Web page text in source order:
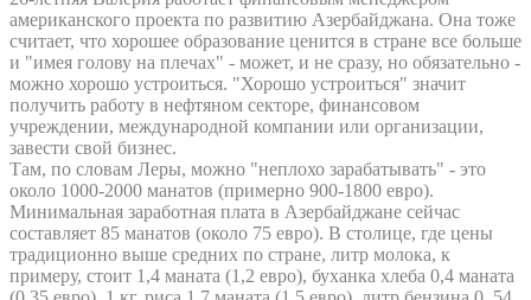
американского проекта по развитию Азербайджана. Она тоже
считает, что хорошее образование ценится в стране все больше
и "имея голову на плечах" - может, и не сразу, но обязательно -
можно хорошо устроиться. "Хорошо устроиться" значит
получить работу в нефтяном секторе, финансовом
учреждении, международной компании или организации,
завести свой бизнес.
Там, по словам Леры, можно "неплохо зарабатывать" - это
около 1000-2000 манатов (примерно 900-1800 евро).
Минимальная заработная плата в Азербайджане сейчас
составляет 85 манатов (около 75 евро). В столице, где цены
традиционно выше средних по стране, литр молока, к
примеру, стоит 1,4 маната (1,2 евро), буханка хлеба 0,4 маната